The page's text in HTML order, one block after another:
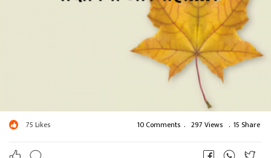
75 Likes 10 Comments . 297 Views . 15 Share